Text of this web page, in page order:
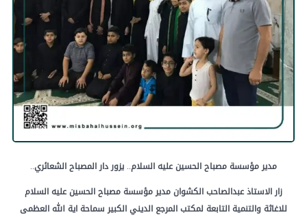
مديرمؤسسةمصباحالحسينعليهالسلام.. يزوردارالمصباحالشعائري..
زارالاستاذعبدالصاحبالكشوانمديرمؤسسةمصباحالحسينعليهالسلام
للاغاثةوالتنميةالتابعة لمكتبالمرجع الدينيالكبير سماحةايةاللهالعظمى